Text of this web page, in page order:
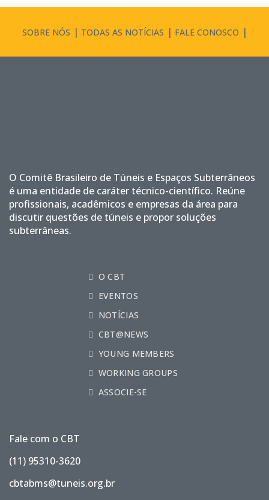
SOBRE NÓS TODAS AS NOTÍCIAS FALE CONOSCO
O Comitê Brasileiro de Túneis e Espaços Subterrâneos
é uma entidade de caráter técnico-científico. Reúne
profissionais, acadêmicos e empresas da área para
discutir questões de túneis e propor soluções
subterrâneas.
O CBT
EVENTOS
NOTÍCIAS
CBT@NEWS
YOUNG MEMBERS
WORKING GROUPS
ASSOCIE-SE
Fale com o CBT
(11) 95310-3620
cbtabms@tuneis.org.br